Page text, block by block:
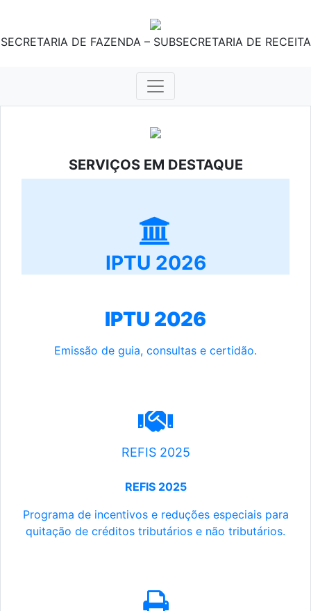
SECRETARIA DE FAZENDA – SUBSECRETARIA DE RECEITA
SERVIÇOS EM DESTAQUE
IPTU 2026
IPTU 2026
Emissão de guia, consultas e certidão.
REFIS 2025
REFIS 2025
Programa de incentivos e reduções especiais para
quitação de créditos tributários e não tributários.